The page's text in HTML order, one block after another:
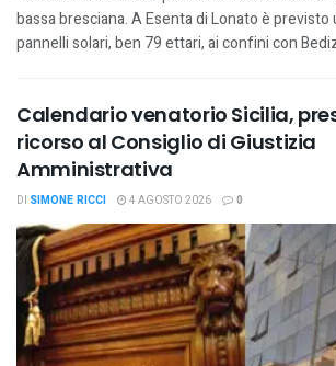
bassa bresciana. A Esenta di Lonato è
pannelli solari, ben 79 ettari, ai confini con
Calendario venatorio Sicilia,
ricorso al Consiglio di Giustizia
Amministrativa
DI SIMONE RICCI 4 AGOSTO 2026 0